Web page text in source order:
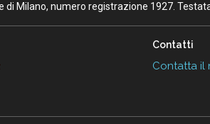
di Milano, numero registrazione 1927.
Contatti
Contatta il